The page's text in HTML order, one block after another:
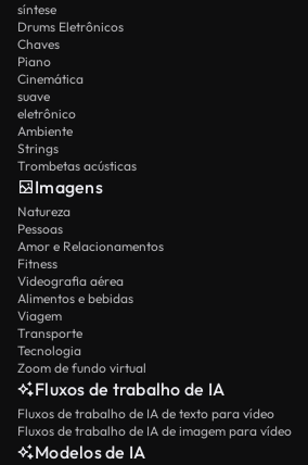
síntese
Drums Eletrônicos
Chaves
Piano
Cinemática
suave
eletrônico
Ambiente
Strings
Trombetas acústicas
Imagens
Natureza
Pessoas
Amor e Relacionamentos
Fitness
Videografia aérea
Alimentos e bebidas
Viagem
Transporte
Tecnologia
Zoom de fundo virtual
Fluxos de trabalho de IA
Fluxos de trabalho de IA de texto para vídeo
Fluxos de trabalho de IA de imagem para vídeo
Modelos de IA